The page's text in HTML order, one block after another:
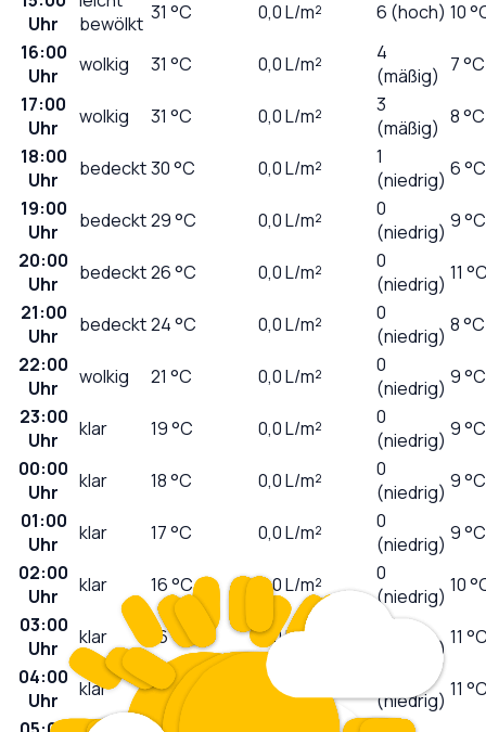
Uhr
bewölkt 31 °C 0,0L/m² 6 (hoch) 10
16:00
Uhr
wolkig 31 °C 0,0L/m²
4
(mäßig) 7 °C
17:00
Uhr
wolkig 31 °C 0,0L/m²
3
(mäßig) 8 °C
18:00
Uhr
bedeckt30°C 0,0L/m²
1
(niedrig) 6 °C
19:00
Uhr
bedeckt29°C 0,0L/m²
0
(niedrig) 9 °C
20:00
Uhr
bedeckt26°C 0,0L/m²
0
(niedrig) 11
21:00
Uhr
bedeckt24°C 0,0L/m²
0
(niedrig) 8 °C
22:00
Uhr
wolkig 21 °C 0,0L/m²
0
(niedrig) 9 °C
23:00
Uhr
klar 19°C 0,0L/m²
0
(niedrig) 9 °C
00:00
Uhr
klar 18°C 0,0L/m²
0
(niedrig) 9 °C
01:00
Uhr
klar 17°C 0,0L/m²
0
(niedrig) 9 °C
02:00
Uhr
klar 16°C 0,0L/m²
0
(niedrig) 10
03:00
Uhr
klar 16°C 0,0L/m²
(niedrig) 11
04:00
Uhr
klar 16°C 0,0L/m²
(niedrig) 11